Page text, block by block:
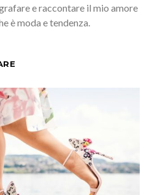
e raccontare il mio amore
è moda e tendenza.